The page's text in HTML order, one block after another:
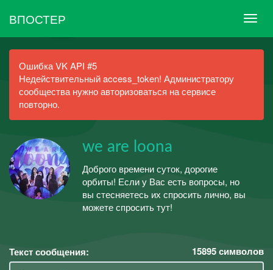
ВПОСТЕР
Ошибка VK API #5
Недействительный access_token! Администратору
сообщества нужно авторизоваться на сервисе
повторно.
we are loona
Доброго времени суток, дорогие
орбиты! Если у Вас есть вопросы, но
вы стесняетесь их спросить лично, вы
можете спросить тут!
Текст сообщения: 15895символов